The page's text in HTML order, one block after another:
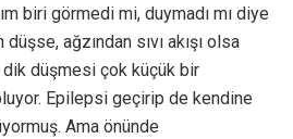
biri görmedi mi, duymadı mı diye
ağzından sıvı akışı olsa
dik düşmesi çok küçük bir
Epilepsi geçirip de kendine
Ama önünde